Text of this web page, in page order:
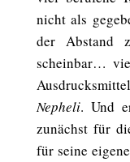
nicht als
der Abstand
scheinbar…
Nepheli. Und
zunächst für
für seine